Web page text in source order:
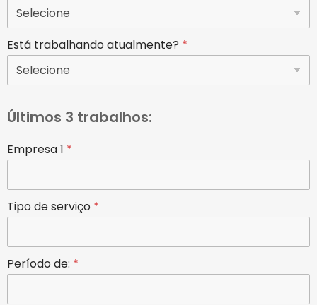
Está trabalhando atualmente? *
Últimos 3 trabalhos:
Empresa 1 *
Tipo de serviço *
Período de: *